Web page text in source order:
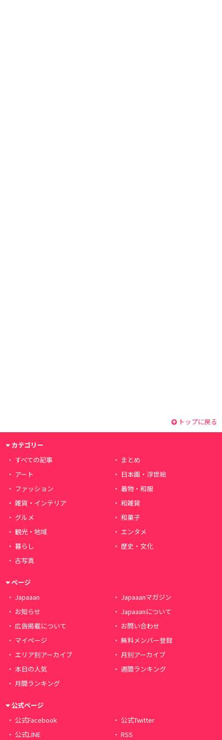
トップに戻る
カテゴリー
すべての記事
まとめ
アート
日本画・浮世絵
ファッション
着物・和服
雑貨・インテリア
和雑貨
グルメ
和菓子
観光・地域
エンタメ
暮らし
歴史・文化
古写真
ページ
Japaaan
Japaaanマガジン
お知らせ
Japaaanについて
広告掲載について
お問い合わせ
マイページ
無料メンバー登録
エリア別アーカイブ
月別アーカイブ
本日の人気
週間ランキング
月間ランキング
公式ページ
公式Facebook
公式Twitter
公式LINE
RSS